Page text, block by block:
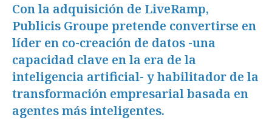
Con la adquisición de LiveRamp,
Publicis Groupe pretende convertirse en
líder en co-creación de datos -una
capacidad clave en la era de la
inteligencia artificial- y habilitador de la
transformación empresarial basada en
agentes más inteligentes.